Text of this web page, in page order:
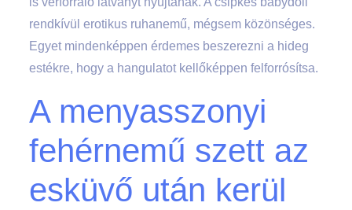
rendkívül erotikus ruhanemű, mégsem közönséges.
Egyet mindenképpen érdemes beszerezni a hideg
estékre, hogy a hangulatot kellőképpen felforrósítsa.
A menyasszonyi
fehérnemű szett az
esküvő után kerül